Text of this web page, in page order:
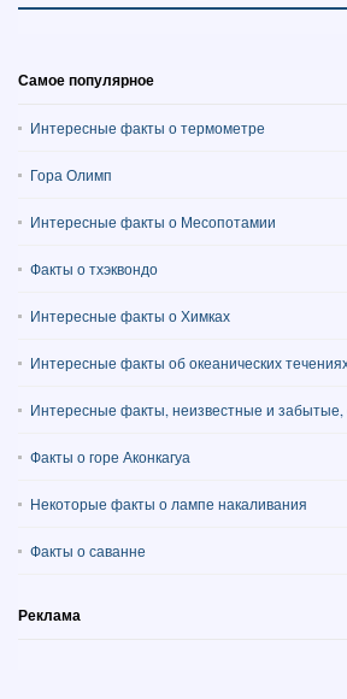
Самое популярное
Интересные факты о термометре
Гора Олимп
Интересные факты о Месопотамии
Факты о тхэквондо
Интересные факты о Химках
Интересные факты об океанических
Интересные факты, неизвестные и забытые,
Факты о горе Аконкагуа
Некоторые факты о лампе накаливания
Факты о саванне
Реклама